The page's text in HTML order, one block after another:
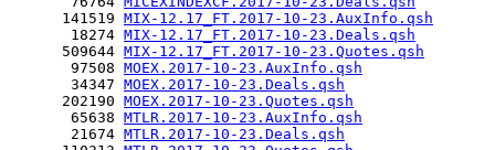
      141519
MIX-12.17_FT.2017-10-23.AuxInfo.qsh
       18274
MIX-12.17_FT.2017-10-23.Deals.qsh
      509644
MIX-12.17_FT.2017-10-23.Quotes.qsh
       97508
MOEX.2017-10-23.AuxInfo.qsh
       34347
MOEX.2017-10-23.Deals.qsh
      202190
MOEX.2017-10-23.Quotes.qsh
       65638
MTLR.2017-10-23.AuxInfo.qsh
       21674
MTLR.2017-10-23.Deals.qsh